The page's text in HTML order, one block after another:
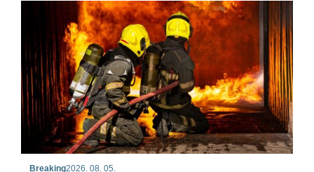
Breaking2026. 08. 05.